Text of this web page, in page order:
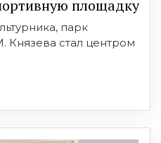
площадку
парк
Князева стал центром